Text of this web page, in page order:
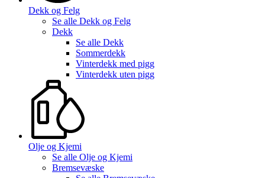
Dekk og Felg
Se alle Dekk og Felg
Dekk
Se alle Dekk
Sommerdekk
Vinterdekk med pigg
Vinterdekk uten pigg
Olje og Kjemi
Se alle Olje og Kjemi
Bremsevæske